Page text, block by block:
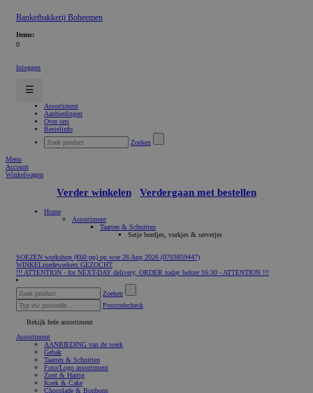
Banketbakkerij Boheemen
Items:
0
Inloggen
☰
Assortiment
Aanbiedingen
Over ons
Bestelinfo
Zoeken
Menu
Account
Winkelwagen
Verder winkelen Verdergaan met bestellen
Home
Assortiment
Taarten & Schnitten
Setje bordjes, vorkjes & servetjes
SOEZEN workshop (€60 pp) op woe 26 Aug 2026 (0703859447)
WINKELmedewerkers GEZOCHT
!!! ATTENTION - for NEXT-DAY delivery, ORDER today before 16:30 - ATTENTION !!!
Zoeken
Postcodecheck
Bekijk hele assortiment
Assortiment
AANBIEDING van de week
Gebak
Taarten & Schnitten
Foto/Logo assortiment
Zout & Hartig
Koek & Cake
Chocolade & Bonbons